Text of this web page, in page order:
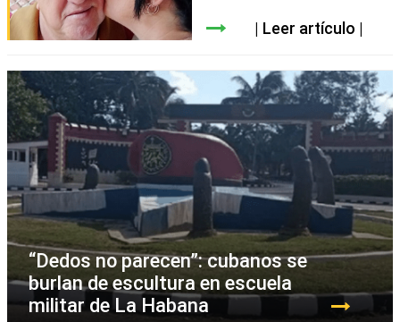
Leer artículo
“Dedos no parecen”: cubanos se
burlan de escultura en escuela
militar de La Habana